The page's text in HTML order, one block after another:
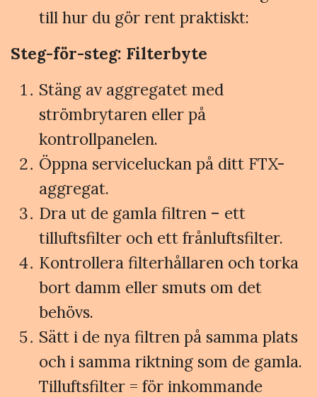
till hur du gör rent praktiskt:
Steg-för-steg: Filterbyte
Stäng av aggregatet med
strömbrytaren eller på
kontrollpanelen.
Öppna serviceluckan på ditt FTX-
aggregat.
Dra ut de gamla filtren – ett
tilluftsfilter och ett frånluftsfilter.
Kontrollera filterhållaren och torka
bort damm eller smuts om det
behövs.
Sätt i de nya filtren på samma plats
och i samma riktning som de gamla.
Tilluftsfilter = för inkommande